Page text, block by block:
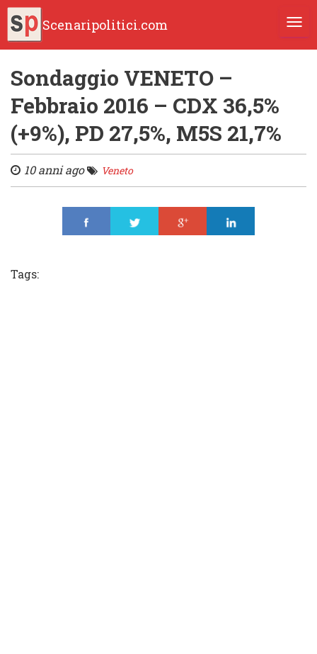
Scenaripolitici.com
Sondaggio VENETO –
Febbraio 2016 – CDX 36,5%
(+9%), PD 27,5%, M5S 21,7%
10 anni ago Veneto
Tags: